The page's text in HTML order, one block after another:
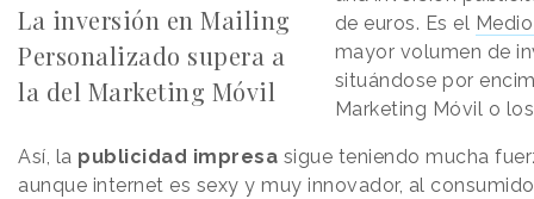
La inversión en Mailing
Personalizado supera a
la del Marketing Móvil
de euros. Es el
mayor volumen de
situándose por
Marketing Móvil o
Así, la publicidad impresa sigue teniendo mucha
aunque internet es sexy y muy innovador, al